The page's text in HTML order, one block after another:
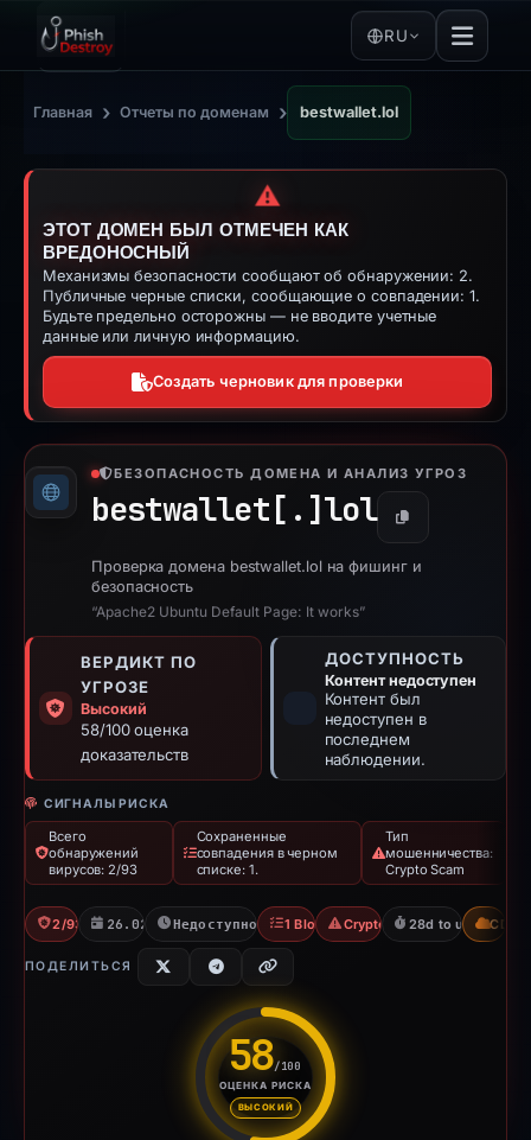
RU
Главная › Отчеты по доменам › bestwallet.lol
⚠️
ЭТОТ ДОМЕН БЫЛ ОТМЕЧЕН КАК
ВРЕДОНОСНЫЙ
Механизмы безопасности сообщают об обнаружении: 2.
Публичные черные списки, сообщающие о совпадении: 1.
Будьте предельно осторожны — не вводите учетные
данные или личную информацию.
Создать черновик для проверки
БЕЗОПАСНОСТЬ ДОМЕНА И АНАЛИЗ УГРОЗ
bestwallet[.] lol Копировать
Проверка домена bestwallet.lol на фишинг и
безопасность
“Apache2 Ubuntu Default Page: It works”
ВЕРДИКТ ПО
УГРОЗЕ
Высокий
58/100 оценка
доказательств
ДОСТУПНОСТЬ
Контент недоступен
Контент был
недоступен в
последнем
наблюдении.
СИГНАЛЫ РИСКА
Всего
обнаружений
вирусов: 2/93
Сохраненные
совпадения в черном
списке: 1.
Тип
мошенничества:
Crypto Scam
2/93 VT 26.02.2026Недоступно с 26.03.2026
1 BlocklistCrypto Scam28d to unavailable
CDN
ПОДЕЛИТЬСЯ
58/100
ОЦЕНКА РИСКА
ВЫСОКИЙ
Оценка риска: 58 из 100.